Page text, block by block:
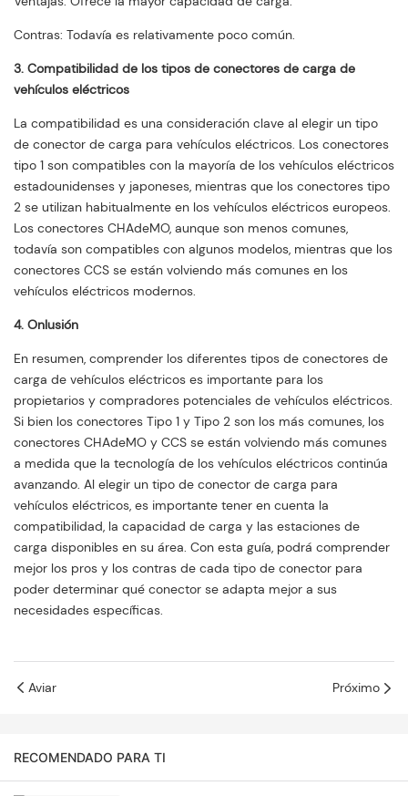
Contras: Todavía es relativamente poco común.
3. Compatibilidad de los tipos de conectores de carga de
vehículos eléctricos
La compatibilidad es una consideración clave al elegir un tipo
de conector de carga para vehículos eléctricos. Los conectores
tipo 1 son compatibles con la mayoría de los vehículos eléctricos
estadounidenses y japoneses, mientras que los conectores tipo
2 se utilizan habitualmente en los vehículos eléctricos europeos.
Los conectores CHAdeMO, aunque son menos comunes,
todavía son compatibles con algunos modelos, mientras que los
conectores CCS se están volviendo más comunes en los
vehículos eléctricos modernos.
4. Onlusión
En resumen, comprender los diferentes tipos de conectores de
carga de vehículos eléctricos es importante para los
propietarios y compradores potenciales de vehículos eléctricos.
Si bien los conectores Tipo 1 y Tipo 2 son los más comunes, los
conectores CHAdeMO y CCS se están volviendo más comunes
a medida que la tecnología de los vehículos eléctricos continúa
avanzando. Al elegir un tipo de conector de carga para
vehículos eléctricos, es importante tener en cuenta la
compatibilidad, la capacidad de carga y las estaciones de
carga disponibles en su área. Con esta guía, podrá comprender
mejor los pros y los contras de cada tipo de conector para
poder determinar qué conector se adapta mejor a sus
necesidades específicas.
Aviar Próximo
RECOMENDADO PARA TI